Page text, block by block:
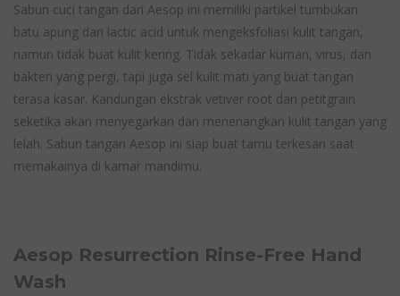
Sabun cuci tangan dari Aesop ini memiliki partikel tumbukan
batu apung dan lactic acid untuk mengeksfoliasi kulit tangan,
namun tidak buat kulit kering. Tidak sekadar kuman, virus, dan
bakteri yang pergi, tapi juga sel kulit mati yang buat tangan
terasa kasar. Kandungan ekstrak vetiver root dan petitgrain
seketika akan menyegarkan dan menenangkan kulit tangan yang
lelah. Sabun tangan Aesop ini siap buat tamu terkesan saat
memakainya di kamar mandimu.
Aesop Resurrection Rinse-Free Hand
Wash